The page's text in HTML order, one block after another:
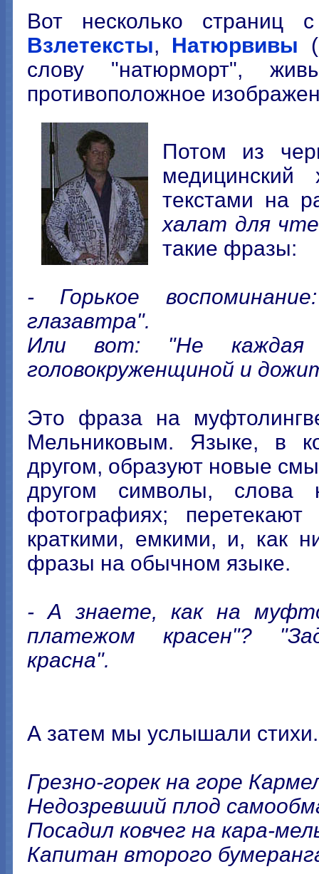
Вот несколько страниц
Взлетексты, Натюрвивы
слову "натюрморт",
противоположное
Потом из
медицинский
текстами на
халат для
такие фразы:
- Горькое
глазавтра".
Или вот: "Не каждая
головокруженщиной и
Это фраза на
Мельниковым. Языке, в
другом, образуют новые
другом символы,
фотографиях;
краткими, емкими, и, как
фразы на обычном языке.
- А знаете, как на
платежом красен"?
красна".
А затем мы услышали
Грезно-горек на горе
Недозревший плод
Посадил ковчег на кара-
Капитан второго